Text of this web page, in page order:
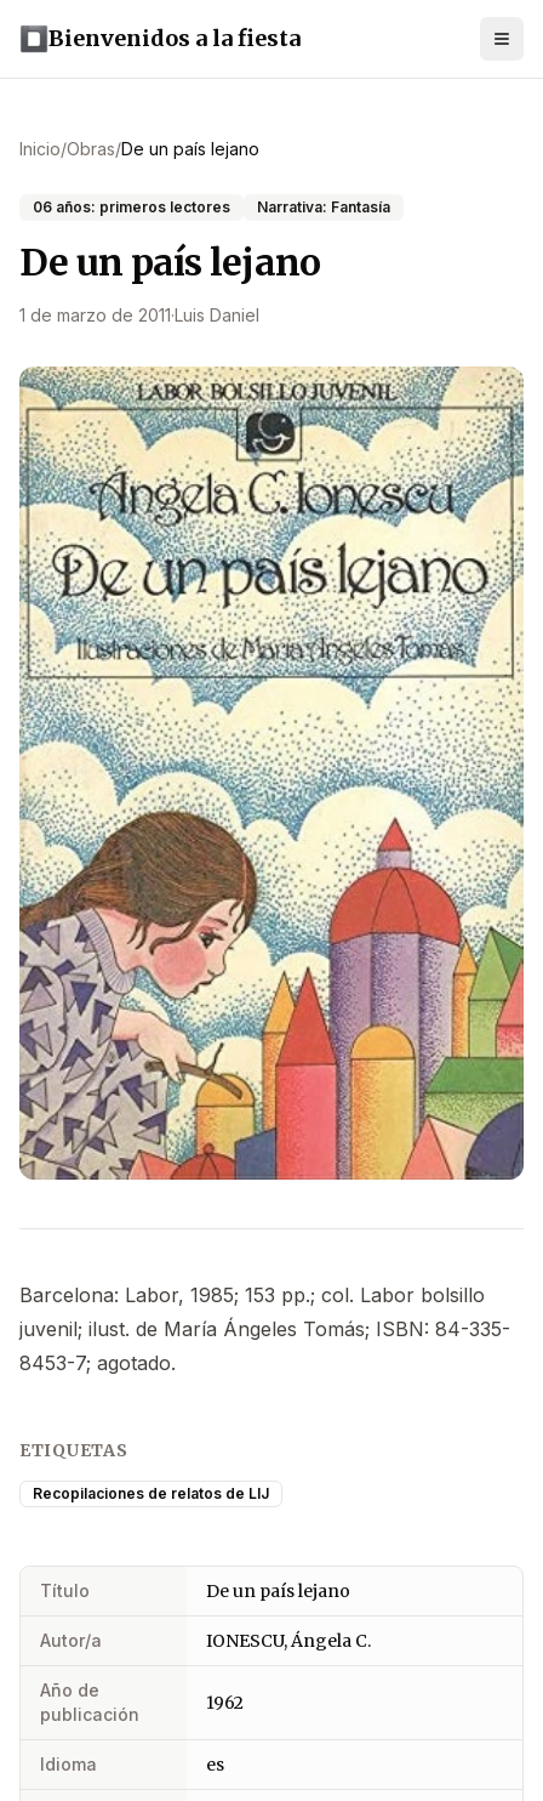
Bienvenidos a la fiesta
Inicio/Obras/De un país lejano
06 años: primeros lectores Narrativa: Fantasía
De un país lejano
1 de marzo de 2011·Luis Daniel
Barcelona: Labor, 1985; 153 pp.; col. Labor bolsillo
juvenil; ilust. de María Ángeles Tomás; ISBN: 84-335-
8453-7; agotado.
ETIQUETAS
Recopilaciones de relatos de LIJ
Título De un país lejano
Autor/a IONESCU, Ángela C.
Año de
publicación
1962
Idioma es